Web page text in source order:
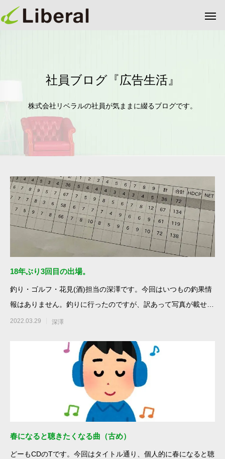
社員ブログ『広告生活』
株式会社リベラルの社員が気ままに綴るブログです。
18年ぶり3回目の出場。
釣り・ゴルフ・花見(酒)担当の深澤です。今回はいつもの釣果情
報はありません。釣りに行ったのですが、訳あって写真が載せら
れません。
2022.03.29 深澤
春になると聴きたくなる曲（古め）
どーもCDのTです。今回はタイトル通り、個人的に春になると聴